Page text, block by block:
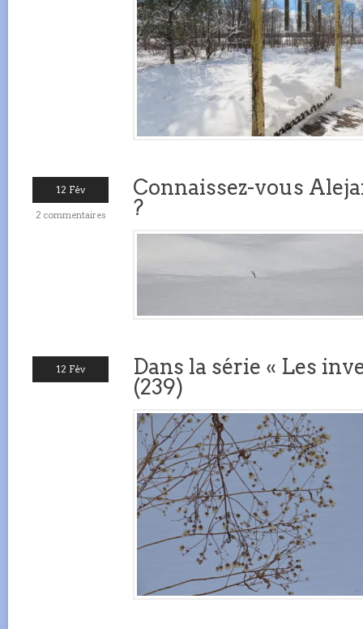
12 Fév
2 commentaires
Connaissez-vous
?
12 Fév
Dans la série « Les
(239)